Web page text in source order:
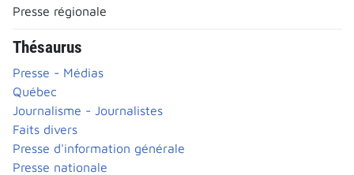
Presse régionale
Thésaurus
Presse - Médias
Québec
Journalisme - Journalistes
Faits divers
Presse d'information générale
Presse nationale